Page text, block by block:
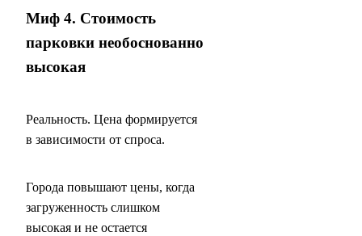
Миф 4. Стоимость
парковки необоснованно
высокая
Реальность. Цена формируется
в зависимости от спроса.
Города повышают цены, когда
загруженность слишком
высокая и не остается